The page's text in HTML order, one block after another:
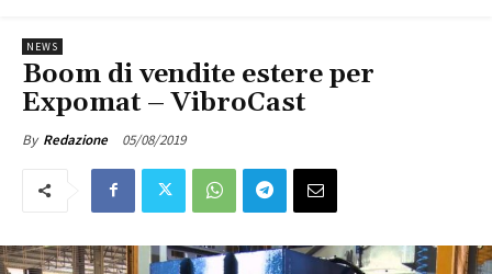
NEWS
Boom di vendite estere per
Expomat – VibroCast
By Redazione 05/08/2019